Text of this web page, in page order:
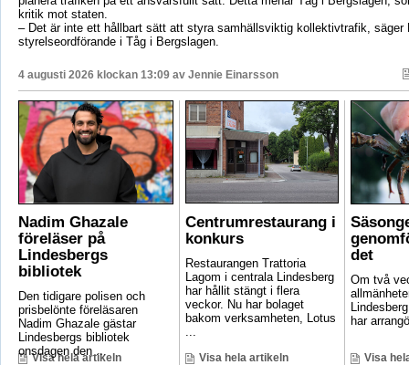
kritik mot staten.
– Det är inte ett hållbart sätt att styra samhällsviktig kollektivtrafik, säger
styrelseordförande i Tåg i Bergslagen.
4 augusti 2026 klockan 13:09 av Jennie Einarsson
Nadim Ghazale
föreläser på
Lindesbergs
bibliotek
Den tidigare polisen och
prisbelönte föreläsaren
Nadim Ghazale gästar
Lindesbergs bibliotek
onsdagen den ...
Visa hela artikeln
Centrumrestaurang i
konkurs
Restaurangen Trattoria
Lagom i centrala Lindesberg
har hållit stängt i flera
veckor. Nu har bolaget
bakom verksamheten, Lotus
Visa hela artikeln
det
Om två
har
Visa